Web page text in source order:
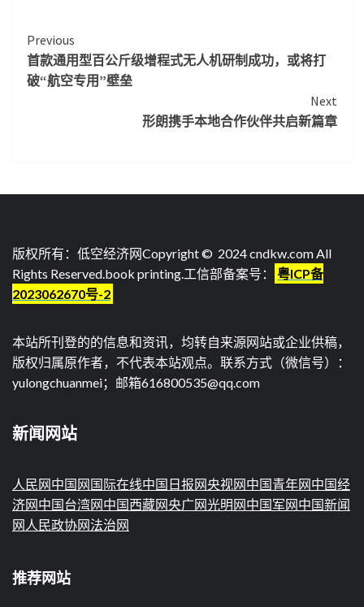
Continue
Reading
Previous
首款通用型百公斤级增程式无人机研制成功，或将打
破“航空专用”壁垒
Next
形朗携手本地合作伙伴共启新篇章
版权所有：低空经济网Copyright © 2024 cndkw.com All
Rights Reserved.book printing.工信部备案号：
粤ICP备
2023062670号-2
本站所刊登的的信息和资讯，均转自来源网站或企业供稿，
版权归属原作者，不代表本站观点。联系方式（微信号）：
yulongchuanmei；邮箱616800535@qq.com
新闻网站
人民网中国网国际在线中国日报网央视网中国青年网中国经
济网中国台湾网中国西藏网央广网光明网中国军网中国新闻
网人民政协网法治网
推荐网站